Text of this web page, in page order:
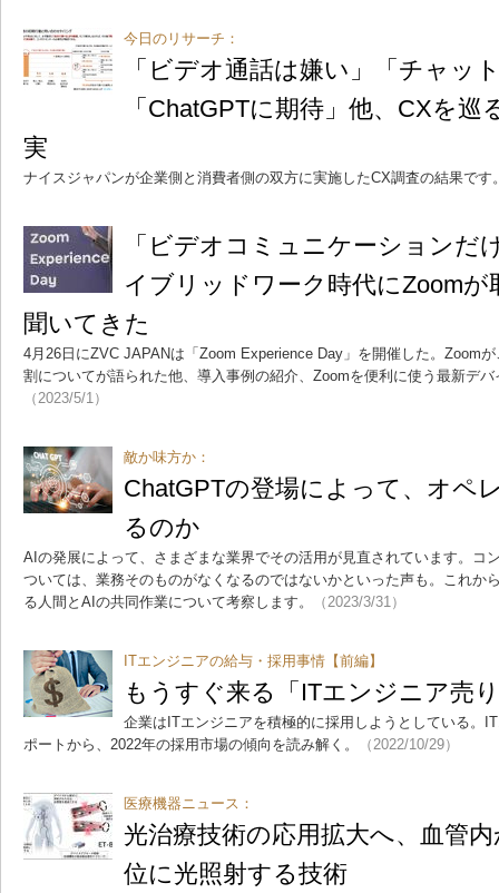
今日のリサーチ：
「ビデオ通話は嫌い」「チャッ
「ChatGPTに期待」他、CXを巡
実
ナイスジャパンが企業側と消費者側の双方に実施したCX調査の結果です
「ビデオコミュニケーション
イブリッドワーク時代にZoom
聞いてきた
4月26日にZVC JAPANは「Zoom Experience Day」を開催した。Zoom
割についてが語られた他、導入事例の紹介、Zoomを便利に使う最新デ
（2023/5/1）
敵か味方か：
ChatGPTの登場によって、オペ
るのか
AIの発展によって、さまざまな業界でその活用が見直されています。コ
ついては、業務そのものがなくなるのではないかといった声も。これか
る人間とAIの共同作業について考察します。
（2023/3/31）
ITエンジニアの給与・採用事情【前編】
もうすぐ来る「ITエンジニア売
企業はITエンジニアを積極的に採用しようとしている。
ポートから、2022年の採用市場の傾向を読み解く。
（2022/10/29）
医療機器ニュース：
光治療技術の応用拡大へ、血管
位に光照射する技術